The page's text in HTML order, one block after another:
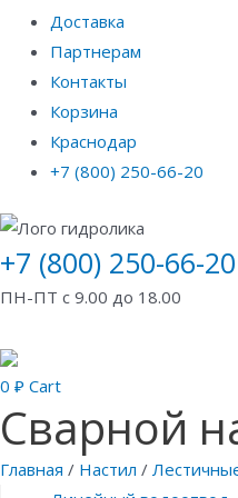
Доставка
Партнерам
Контакты
Корзина
Краснодар
+7 (800) 250-66-20
+7 (800) 250-66-20
ПН-ПТ с 9.00 до 18.00
0 ₽ Cart
Сварной
Главная / Настил /